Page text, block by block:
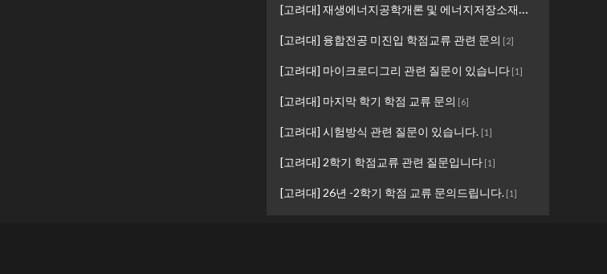
[고려대] 재생에너지공학개론 및 에너지저장소재설계 ...
[고려대] 융합전공 미진입 학점교류 관련 문의 [2]
[고려대] 마이크로디그리 관련 질문이 있습니다[1]
[고려대] 마지막 학기 학점 교류 문의 [6]
[고려대] 시험방식 관련 질문이 있습니다. [1]
[고려대] 2학기 학점교류 관련 질문입니다[1]
[고려대] 26년 -2학기 학점 교류 문의드립니다.[1]